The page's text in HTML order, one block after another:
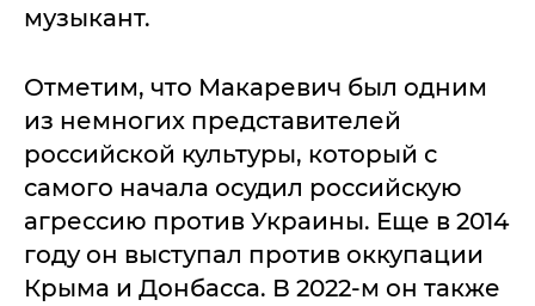
музыкант.
Отметим, что Макаревич был одним
из немногих представителей
российской культуры, который с
самого начала осудил российскую
агрессию против Украины. Еще в 2014
году он выступал против оккупации
Крыма и Донбасса. В 2022-м он также